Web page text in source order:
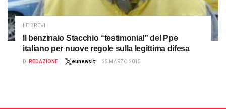
LE BREVI
Il benzinaio Stacchio “testimonial” del Ppe
italiano per nuove regole sulla legittima difesa
DI REDAZIONE eunewsit 25 MARZO 2015